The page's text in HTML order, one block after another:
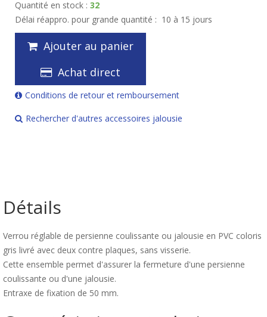
Quantité en stock : 32
Délai réappro. pour grande quantité : 10 à 15 jours
Ajouter au panier
Achat direct
Conditions de retour et remboursement
Rechercher d'autres accessoires jalousie
Détails
Verrou réglable de persienne coulissante ou jalousie en PVC coloris
gris livré avec deux contre plaques, sans visserie.
Cette ensemble permet d'assurer la fermeture d'une persienne
coulissante ou d'une jalousie.
Entraxe de fixation de 50 mm.